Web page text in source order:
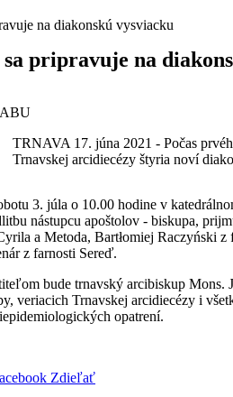
na diakonskú vysviacku
pripravuje na
TRNAVA 17. júna 2021 - Počas
Trnavskej arcidiecézy štyria noví
3. júla o 10.00 hodine v
nástupcu apoštolov - biskupa,
a Metoda, Bartłomiej Raczyński
z farnosti Sereď.
bude trnavský arcibiskup Mons.
veriacich Trnavskej arcidiecézy i
opatrení.
Zdieľať